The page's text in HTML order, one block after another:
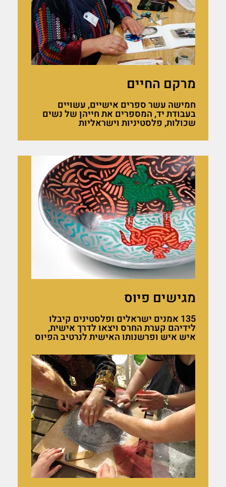
מרקם החיים
חמישה עשר ספרים אישיים, עשויים
בעבודת יד, המספרים את חייהן של נשים
שכולות, פלסטיניות וישראליות
מגישים פיוס
135 אמנים ישראלים ופלסטינים קיבלו
לידיהם קערת החרס ויצאו לדרך אישית,
איש איש ופרשנותו האישית לנרטיב הפיוס